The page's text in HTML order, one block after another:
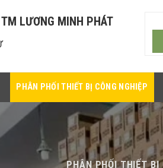
LƯƠNG MINH PHÁT
PHÂN PHỐI THIẾT BỊ CÔNG NGHIỆP
PHÂN PHỐI THIẾT BỊ